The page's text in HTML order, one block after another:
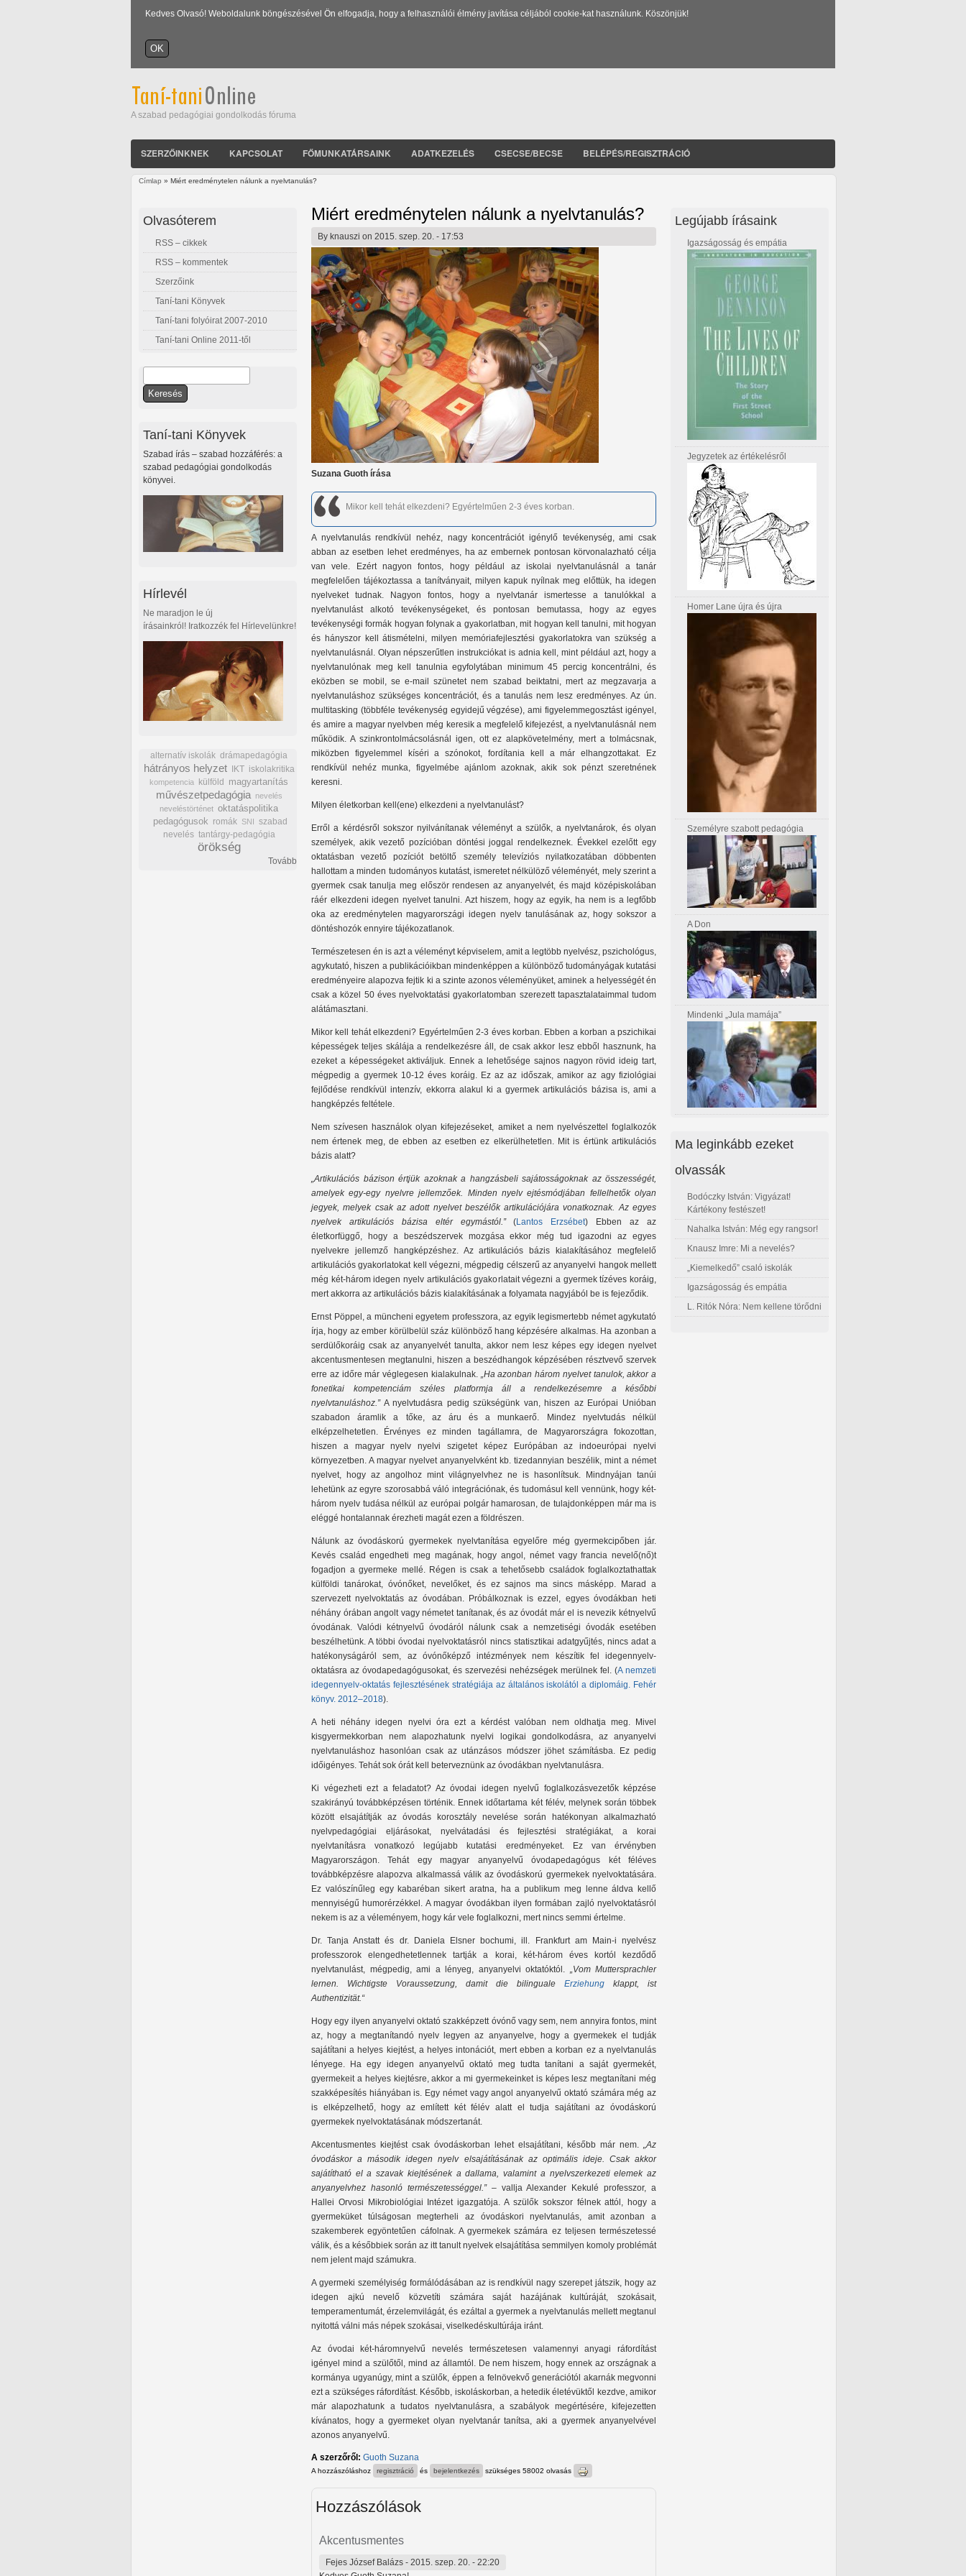
Kedves Olvasó! Weboldalunk böngészésével Ön elfogadja, hogy a felhasználói élmény javítása céljából cookie-kat használunk. Köszönjük!
A szabad pedagógiai gondolkodás fóruma
SZERZŐINKNEK KAPCSOLAT FŐMUNKATÁRSAINK ADATKEZELÉS CSECSE/BECSE BELÉPÉS/REGISZTRÁCIÓ
Címlap » Miért eredménytelen nálunk a nyelvtanulás?
Miért eredménytelen nálunk a nyelvtanulás?
By knauszi on 2015. szep. 20. - 17:53
Suzana Guoth írása
Mikor kell tehát elkezdeni? Egyértelműen 2-3 éves korban.
A nyelvtanulás rendkívül nehéz, nagy koncentrációt igénylő tevékenység, ami csak
abban az esetben lehet eredményes, ha az embernek pontosan körvonalazható célja
van vele. Ezért nagyon fontos, hogy például az iskolai nyelvtanulásnál a tanár
megfelelően tájékoztassa a tanítványait, milyen kapuk nyílnak meg előttük, ha idegen
nyelveket tudnak. Nagyon fontos, hogy a nyelvtanár ismertesse a tanulókkal a
nyelvtanulást alkotó tevékenységeket, és pontosan bemutassa, hogy az egyes
tevékenységi formák hogyan folynak a gyakorlatban, mit hogyan kell tanulni, mit hogyan
és hányszor kell átismételni, milyen memóriafejlesztési gyakorlatokra van szükség a
nyelvtanulásnál. Olyan népszerűtlen instrukciókat is adnia kell, mint például azt, hogy a
nyelvtanulónak meg kell tanulnia egyfolytában minimum 45 percig koncentrálni, és
eközben se mobil, se e-mail szünetet nem szabad beiktatni, mert az megzavarja a
nyelvtanuláshoz szükséges koncentrációt, és a tanulás nem lesz eredményes. Az ún.
multitasking (többféle tevékenység egyidejű végzése), ami figyelemmegosztást igényel,
és amire a magyar nyelvben még keresik a megfelelő kifejezést, a nyelvtanulásnál nem
működik. A szinkrontolmácsolásnál igen, ott ez alapkövetelmény, mert a tolmácsnak,
miközben figyelemmel kíséri a szónokot, fordítania kell a már elhangzottakat. Ez
rendkívül nehéz munka, figyelmébe ajánlom azoknak, akik sok pénzt szeretnének
keresni.
Milyen életkorban kell(ene) elkezdeni a nyelvtanulást?
Erről a kérdésről sokszor nyilvánítanak véleményt a szülők, a nyelvtanárok, és olyan
személyek, akik vezető pozícióban döntési joggal rendelkeznek. Évekkel ezelőtt egy
oktatásban vezető pozíciót betöltő személy televíziós nyilatkozatában döbbenten
hallottam a minden tudományos kutatást, ismeretet nélkülöző véleményét, mely szerint a
gyermek csak tanulja meg először rendesen az anyanyelvét, és majd középiskolában
ráér elkezdeni idegen nyelvet tanulni. Azt hiszem, hogy az egyik, ha nem is a legfőbb
oka az eredménytelen magyarországi idegen nyelv tanulásának az, hogy sokszor a
döntéshozók ennyire tájékozatlanok.
Természetesen én is azt a véleményt képviselem, amit a legtöbb nyelvész, pszichológus,
agykutató, hiszen a publikációikban mindenképpen a különböző tudományágak kutatási
eredményeire alapozva fejtik ki a szinte azonos véleményüket, aminek a helyességét én
csak a közel 50 éves nyelvoktatási gyakorlatomban szerezett tapasztalataimmal tudom
alátámasztani.
Mikor kell tehát elkezdeni? Egyértelműen 2-3 éves korban. Ebben a korban a pszichikai
képességek teljes skálája a rendelkezésre áll, de csak akkor lesz ebből hasznunk, ha
ezeket a képességeket aktiváljuk. Ennek a lehetősége sajnos nagyon rövid ideig tart,
mégpedig a gyermek 10-12 éves koráig. Ez az az időszak, amikor az agy fiziológiai
fejlődése rendkívül intenzív, ekkorra alakul ki a gyermek artikulációs bázisa is, ami a
hangképzés feltétele.
Nem szívesen használok olyan kifejezéseket, amiket a nem nyelvészettel foglalkozók
nem értenek meg, de ebben az esetben ez elkerülhetetlen. Mit is értünk artikulációs
bázis alatt?
„Artikulációs bázison értjük azoknak a hangzásbeli sajátosságoknak az összességét,
amelyek egy-egy nyelvre jellemzőek. Minden nyelv ejtésmódjában fellelhetők olyan
jegyek, melyek csak az adott nyelvet beszélők artikulációjára vonatkoznak. Az egyes
nyelvek artikulációs bázisa eltér egymástól.”(Lantos Erzsébet) Ebben az az
életkorfüggő, hogy a beszédszervek mozgása ekkor még tud igazodni az egyes
nyelvekre jellemző hangképzéshez. Az artikulációs bázis kialakításához megfelelő
artikulációs gyakorlatokat kell végezni, mégpedig célszerű az anyanyelvi hangok mellett
még két-három idegen nyelv artikulációs gyakorlatait végezni a gyermek tízéves koráig,
mert akkorra az artikulációs bázis kialakításának a folyamata nagyjából be is fejeződik.
Ernst Pöppel, a müncheni egyetem professzora, az egyik legismertebb német agykutató
írja, hogy az ember körülbelül száz különböző hang képzésére alkalmas. Ha azonban a
serdülőkoráig csak az anyanyelvét tanulta, akkor nem lesz képes egy idegen nyelvet
akcentusmentesen megtanulni, hiszen a beszédhangok képzésében résztvevő szervek
erre az időre már véglegesen kialakulnak. „Ha azonban három nyelvet tanulok, akkor a
fonetikai kompetenciám széles platformja áll a rendelkezésemre a későbbi
nyelvtanuláshoz.”A nyelvtudásra pedig szükségünk van, hiszen az Európai Unióban
szabadon áramlik a tőke, az áru és a munkaerő. Mindez nyelvtudás nélkül
elképzelhetetlen. Érvényes ez minden tagállamra, de Magyarországra fokozottan,
hiszen a magyar nyelv nyelvi szigetet képez Európában az indoeurópai nyelvi
környezetben. A magyar nyelvet anyanyelvként kb. tizedannyian beszélik, mint a német
nyelvet, hogy az angolhoz mint világnyelvhez ne is hasonlítsuk. Mindnyájan tanúi
lehetünk az egyre szorosabbá váló integrációnak, és tudomásul kell vennünk, hogy két-
három nyelv tudása nélkül az európai polgár hamarosan, de tulajdonképpen már ma is
eléggé hontalannak érezheti magát ezen a földrészen.
Nálunk az óvodáskorú gyermekek nyelvtanítása egyelőre még gyermekcipőben jár.
Kevés család engedheti meg magának, hogy angol, német vagy francia nevelő(nő)t
fogadjon a gyermeke mellé. Régen is csak a tehetősebb családok foglalkoztathattak
külföldi tanárokat, óvónőket, nevelőket, és ez sajnos ma sincs másképp. Marad a
szervezett nyelvoktatás az óvodában. Próbálkoznak is ezzel, egyes óvodákban heti
néhány órában angolt vagy németet tanítanak, és az óvodát már el is nevezik kétnyelvű
óvodának. Valódi kétnyelvű óvodáról nálunk csak a nemzetiségi óvodák esetében
beszélhetünk. A többi óvodai nyelvoktatásról nincs statisztikai adatgyűjtés, nincs adat a
hatékonyságáról sem, az óvónőképző intézmények nem készítik fel idegennyelv-
oktatásra az óvodapedagógusokat, és szervezési nehézségek merülnek fel. (A nemzeti
idegennyelv-oktatás fejlesztésének stratégiája az általános iskolától a diplomáig. Fehér
könyv. 2012–2018).
A heti néhány idegen nyelvi óra ezt a kérdést valóban nem oldhatja meg. Mivel
kisgyermekkorban nem alapozhatunk nyelvi logikai gondolkodásra, az anyanyelvi
nyelvtanuláshoz hasonlóan csak az utánzásos módszer jöhet számításba. Ez pedig
időigényes. Tehát sok órát kell beterveznünk az óvodákban nyelvtanulásra.
Ki végezheti ezt a feladatot? Az óvodai idegen nyelvű foglalkozásvezetők képzése
szakirányú továbbképzésen történik. Ennek időtartama két félév, melynek során többek
között elsajátítják az óvodás korosztály nevelése során hatékonyan alkalmazható
nyelvpedagógiai eljárásokat, nyelvátadási és fejlesztési stratégiákat, a korai
nyelvtanításra vonatkozó legújabb kutatási eredményeket. Ez van érvényben
Magyarországon. Tehát egy magyar anyanyelvű óvodapedagógus két féléves
továbbképzésre alapozva alkalmassá válik az óvodáskorú gyermekek nyelvoktatására.
Ez valószínűleg egy kabaréban sikert aratna, ha a publikum meg lenne áldva kellő
mennyiségű humorérzékkel. A magyar óvodákban ilyen formában zajló nyelvoktatásról
nekem is az a véleményem, hogy kár vele foglalkozni, mert nincs semmi értelme.
Dr. Tanja Anstatt és dr. Daniela Elsner bochumi, ill. Frankfurt am Main-i nyelvész
professzorok elengedhetetlennek tartják a korai, két-három éves kortól kezdődő
nyelvtanulást, mégpedig, ami a lényeg, anyanyelvi oktatóktól. „Vom Muttersprachler
lernen. Wichtigste Voraussetzung, damit die bilinguale Erziehung
klappt, ist
Authentizität.“
Hogy egy ilyen anyanyelvi oktató szakképzett óvónő vagy sem, nem annyira fontos, mint
az, hogy a megtanítandó nyelv legyen az anyanyelve, hogy a gyermekek el tudják
sajátítani a helyes kiejtést, a helyes intonációt, mert ebben a korban ez a nyelvtanulás
lényege. Ha egy idegen anyanyelvű oktató meg tudta tanítani a saját gyermekét,
gyermekeit a helyes kiejtésre, akkor a mi gyermekeinket is képes lesz megtanítani még
szakképesítés hiányában is. Egy német vagy angol anyanyelvű oktató számára még az
is elképzelhető, hogy az említett két félév alatt el tudja sajátítani az óvodáskorú
gyermekek nyelvoktatásának módszertanát.
Akcentusmentes kiejtést csak óvodáskorban lehet elsajátítani, később már nem. „Az
óvodáskor a második idegen nyelv elsajátításának az optimális ideje. Csak akkor
sajátítható el a szavak kiejtésének a dallama, valamint a nyelvszerkezeti elemek az
anyanyelvhez hasonló természetességgel.”– vallja Alexander Kekulé professzor, a
Hallei Orvosi Mikrobiológiai Intézet igazgatója. A szülők sokszor félnek attól, hogy a
gyermeküket túlságosan megterheli az óvodáskori nyelvtanulás, amit azonban a
szakemberek egyöntetűen cáfolnak. A gyermekek számára ez teljesen természetessé
válik, és a későbbiek során az itt tanult nyelvek elsajátítása semmilyen komoly problémát
nem jelent majd számukra.
A gyermeki személyiség formálódásában az is rendkívül nagy szerepet játszik, hogy az
idegen ajkú nevelő közvetíti számára saját hazájának kultúráját, szokásait,
temperamentumát, érzelemvilágát, és ezáltal a gyermek a nyelvtanulás mellett megtanul
nyitottá válni más népek szokásai, viselkedéskultúrája iránt.
Az óvodai két-háromnyelvű nevelés természetesen valamennyi anyagi ráfordítást
igényel mind a szülőtől, mind az államtól. De nem hiszem, hogy ennek az országnak a
kormánya ugyanúgy, mint a szülők, éppen a felnövekvő generációtól akarnák megvonni
ezt a szükséges ráfordítást. Később, iskoláskorban, a hetedik életévüktől kezdve, amikor
már alapozhatunk a tudatos nyelvtanulásra, a szabályok megértésére, kifejezetten
kívánatos, hogy a gyermeket olyan nyelvtanár tanítsa, aki a gyermek anyanyelvével
azonos anyanyelvű.
A szerzőről: Guoth Suzana
A hozzászóláshoz regisztráció és bejelentkezés szükséges 58002 olvasás
Hozzászólások
Akcentusmentes
Fejes József Balázs - 2015. szep. 20. - 22:20
Olvasóterem
RSS – cikkek
RSS – kommentek
Szerzőink
Taní-tani Könyvek
Taní-tani folyóirat 2007-2010
Taní-tani Online 2011-től
Keresés űrlap
Taní-tani Könyvek
Szabad írás – szabad hozzáférés: a
szabad pedagógiai gondolkodás
könyvei.
Hírlevél
Ne maradjon le új
írásainkról! Iratkozzék fel Hírlevelünkre!
alternatív iskolák drámapedagógia
hátrányos helyzet IKT iskolakritika
kompetencia külföld magyartanítás
művészetpedagógia
nevelés
neveléstörténet oktatáspolitika
pedagógusok romák SNI szabad
nevelés tantárgy-pedagógia
örökség
Tovább
Legújabb írásaink
Igazságosság és empátia
Jegyzetek az értékelésről
Homer Lane újra és újra
Személyre szabott pedagógia
A Don
Mindenki „Jula mamája”
Ma leginkább ezeket
olvassák
Bodóczky István: Vigyázat!
Kártékony festészet!
Nahalka István: Még egy rangsor!
Knausz Imre: Mi a nevelés?
„Kiemelkedő” csaló iskolák
Igazságosság és empátia
L. Ritók Nóra: Nem kellene törődni